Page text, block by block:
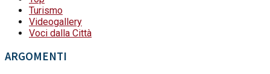
Turismo
Videogallery
Voci dalla Città
ARGOMENTI